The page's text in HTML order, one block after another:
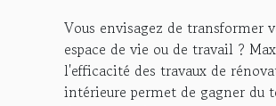
Vous envisagez de transformer
espace de vie ou de travail ?
l'efficacité des travaux de
intérieure permet de gagner du